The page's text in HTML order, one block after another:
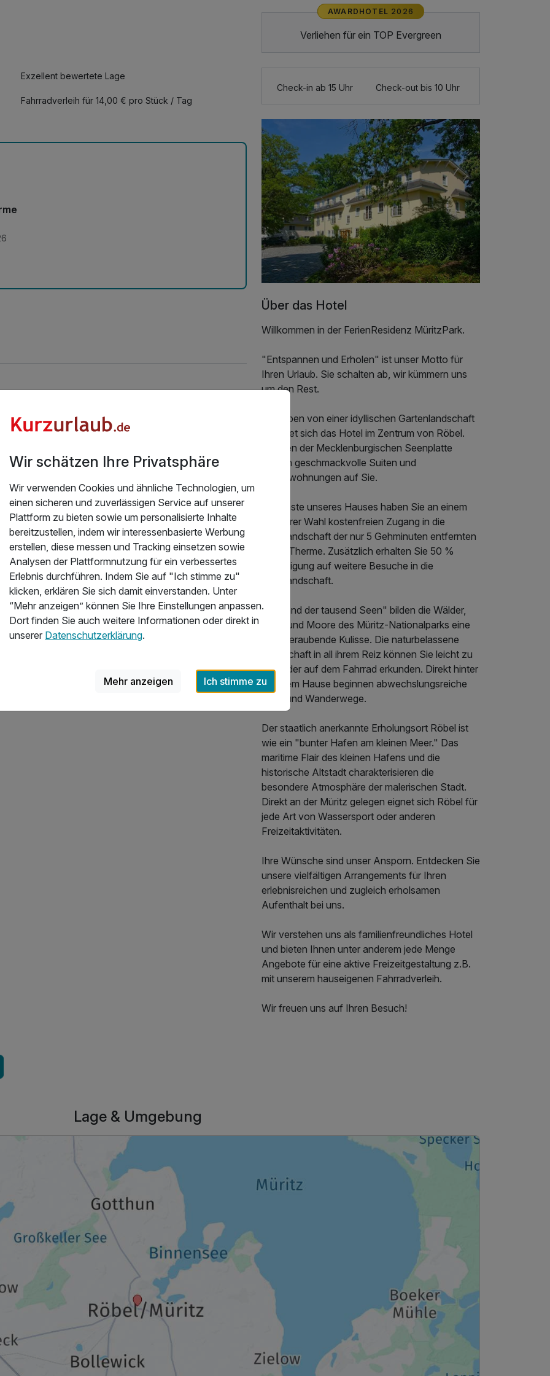
Exzellent bewertete Lage
Fahrradverleih für 14,00 € pro Stück / Tag
249,00 €
p.P. ab 229,00 €
AWARDHOTEL 2026
Verliehen für ein TOP Evergreen
Check-in ab 15 Uhr Check-out bis 10 Uhr
Über das Hotel
Willkommen in der FerienResidenz MüritzPark.
"Entspannen und Erholen" ist unser Motto für
Ihren Urlaub. Sie schalten ab, wir kümmern uns
um den Rest.
Umgeben von einer idyllischen Gartenlandschaft
befindet sich das Hotel im Zentrum von Röbel.
Inmitten der Mecklenburgischen Seenplatte
warten geschmackvolle Suiten und
Ferienwohnungen auf Sie.
Als Gäste unseres Hauses haben Sie an einem
Tag Ihrer Wahl kostenfreien Zugang in die
Badelandschaft der nur 5 Gehminuten entfernten
MüritzTherme. Zusätzlich erhalten Sie 50 %
Ermäßigung auf weitere Besuche in die
Badelandschaft.
Im "Land der tausend Seen" bilden die Wälder,
Seen und Moore des Müritz-Nationalparks eine
atemberaubende Kulisse. Die naturbelassene
Landschaft in all ihrem Reiz können Sie leicht zu
Fuß oder auf dem Fahrrad erkunden. Direkt hinter
unserem Hause beginnen abwechslungsreiche
Rad- und Wanderwege.
Der staatlich anerkannte Erholungsort Röbel ist
wie ein "bunter Hafen am kleinen Meer." Das
maritime Flair des kleinen Hafens und die
historische Altstadt charakterisieren die
besondere Atmosphäre der malerischen Stadt.
Direkt an der Müritz gelegen eignet sich Röbel für
jede Art von Wassersport oder anderen
Freizeitaktivitäten.
Ihre Wünsche sind unser Ansporn. Entdecken Sie
unsere vielfältigen Arrangements für Ihren
erlebnisreichen und zugleich erholsamen
Aufenthalt bei uns.
Wir verstehen uns als familienfreundliches Hotel
und bieten Ihnen unter anderem jede Menge
Angebote für eine aktive Freizeitgestaltung z.B.
mit unserem hauseigenen Fahrradverleih.
Wir freuen uns auf Ihren Besuch!
Lage & Umgebung
Wir schätzen Ihre Privatsphäre
Wir verwenden Cookies und ähnliche Technologien, um
einen sicheren und zuverlässigen Service auf unserer
Plattform zu bieten sowie um personalisierte Inhalte
bereitzustellen, indem wir interessenbasierte Werbung
erstellen, diese messen und Tracking einsetzen sowie
Analysen der Plattformnutzung für ein verbessertes
Erlebnis durchführen. Indem Sie auf "Ich stimme zu"
klicken, erklären Sie sich damit einverstanden. Unter
“Mehr anzeigen” können Sie Ihre Einstellungen anpassen.
Dort finden Sie auch weitere Informationen oder direkt in
unserer Datenschutzerklärung.
Mehr anzeigen Ich stimme zu